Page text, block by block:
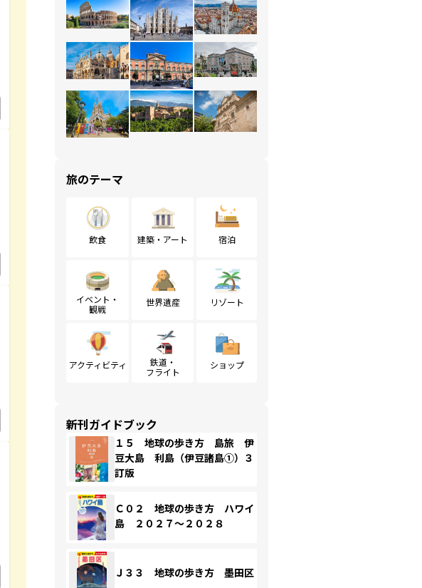
旅のテーマ
飲食 建築・アート 宿泊
イベント・
観戦
世界遺産 リゾート
アクティビティ
鉄道・
フライト
ショップ
新刊ガイドブック
１５ 地球の歩き方 島旅 伊
豆大島 利島（伊豆諸島①）３
訂版
Ｃ０２ 地球の歩き方 ハワイ
島 ２０２７～２０２８
Ｊ３３ 地球の歩き方 墨田区